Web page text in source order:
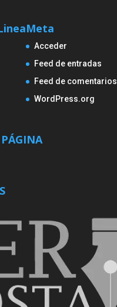
Meta
Acceder
Feed de entradas
Feed de comentarios
WordPress.org